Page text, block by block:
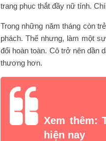
trang phục thắt đầy nữ tính.
Trong những năm tháng còn
phách. Thế nhưng, làm một
đổi hoàn toàn. Cô trở nên dần
thương hơn.
Xem thêm:
hiện nay